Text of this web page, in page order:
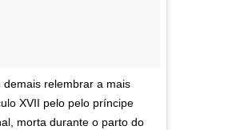
demais relembrar a mais
XVII pelo pelo príncipe
morta durante o parto do